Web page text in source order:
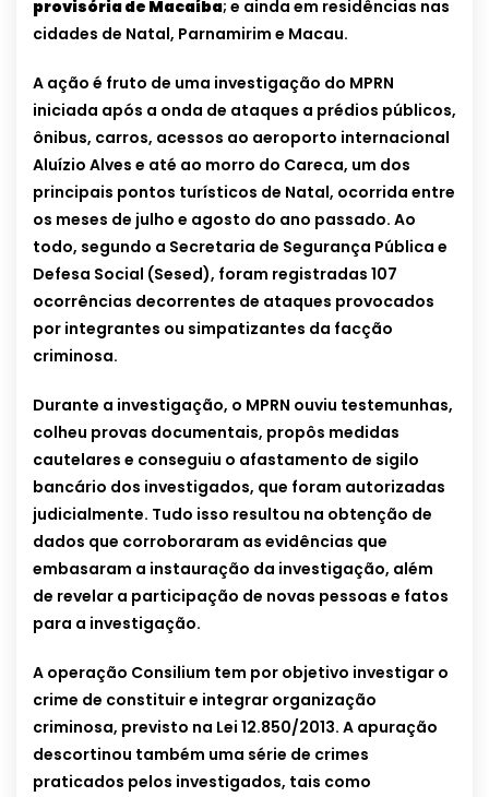
provisória de Macaíba; e ainda em residências nas
cidades de Natal, Parnamirim e Macau.
A ação é fruto de uma investigação do MPRN
iniciada após a onda de ataques a prédios públicos,
ônibus, carros, acessos ao aeroporto internacional
Aluízio Alves e até ao morro do Careca, um dos
principais pontos turísticos de Natal, ocorrida entre
os meses de julho e agosto do ano passado. Ao
todo, segundo a Secretaria de Segurança Pública e
Defesa Social (Sesed), foram registradas 107
ocorrências decorrentes de ataques provocados
por integrantes ou simpatizantes da facção
criminosa.
Durante a investigação, o MPRN ouviu testemunhas,
colheu provas documentais, propôs medidas
cautelares e conseguiu o afastamento de sigilo
bancário dos investigados, que foram autorizadas
judicialmente. Tudo isso resultou na obtenção de
dados que corroboraram as evidências que
embasaram a instauração da investigação, além
de revelar a participação de novas pessoas e fatos
para a investigação.
A operação Consilium tem por objetivo investigar o
crime de constituir e integrar organização
criminosa, previsto na Lei 12.850/2013. A apuração
descortinou também uma série de crimes
praticados pelos investigados, tais como